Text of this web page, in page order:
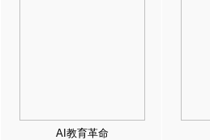
AI教育革命